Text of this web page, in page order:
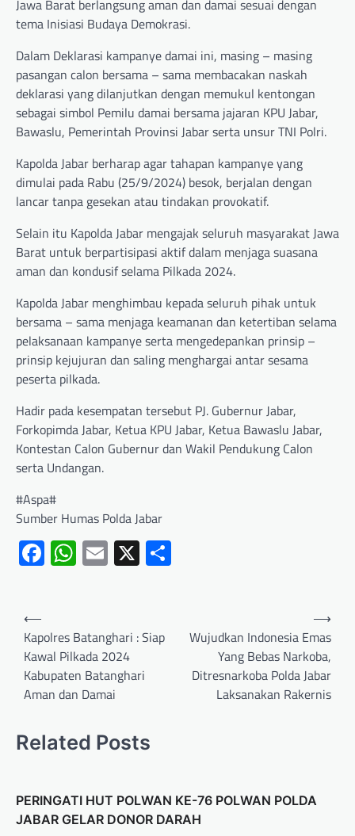
Jawa Barat berlangsung aman dan damai sesuai dengan
tema Inisiasi Budaya Demokrasi.
Dalam Deklarasi kampanye damai ini, masing – masing
pasangan calon bersama – sama membacakan naskah
deklarasi yang dilanjutkan dengan memukul kentongan
sebagai simbol Pemilu damai bersama jajaran KPU Jabar,
Bawaslu, Pemerintah Provinsi Jabar serta unsur TNI Polri.
Kapolda Jabar berharap agar tahapan kampanye yang
dimulai pada Rabu (25/9/2024) besok, berjalan dengan
lancar tanpa gesekan atau tindakan provokatif.
Selain itu Kapolda Jabar mengajak seluruh masyarakat Jawa
Barat untuk berpartisipasi aktif dalam menjaga suasana
aman dan kondusif selama Pilkada 2024.
Kapolda Jabar menghimbau kepada seluruh pihak untuk
bersama – sama menjaga keamanan dan ketertiban selama
pelaksanaan kampanye serta mengedepankan prinsip –
prinsip kejujuran dan saling menghargai antar sesama
peserta pilkada.
Hadir pada kesempatan tersebut PJ. Gubernur Jabar,
Forkopimda Jabar, Ketua KPU Jabar, Ketua Bawaslu Jabar,
Kontestan Calon Gubernur dan Wakil Pendukung Calon
serta Undangan.
#Aspa#
Sumber Humas Polda Jabar
Facebook
WhatsApp
Email
X
⟵
Kapolres Batanghari : Siap
Kawal Pilkada 2024
Kabupaten Batanghari
Aman dan Damai
Wujudkan Indonesia Emas
Yang Bebas Narkoba,
Ditresnarkoba Polda Jabar
Laksanakan Rakernis
⟶
Related Posts
PERINGATI HUT POLWAN KE-76 POLWAN POLDA
JABAR GELAR DONOR DARAH